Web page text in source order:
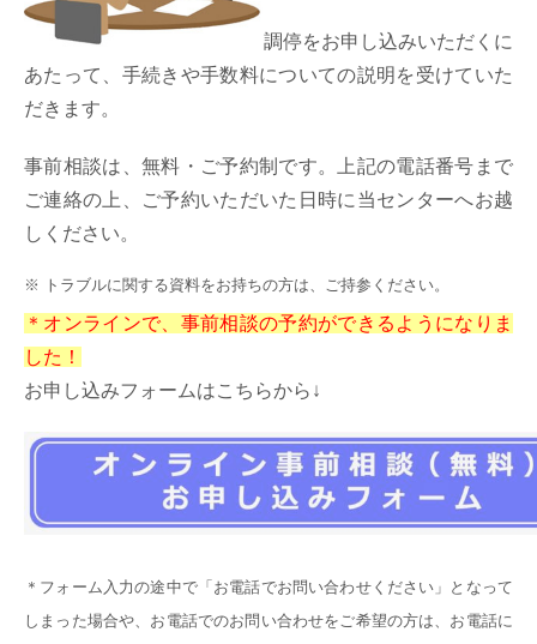
調停をお申し込みいただくに
あたって、手続きや手数料についての説明を受けていた
だきます。
事前相談は、無料・ご予約制です。上記の電話番号まで
ご連絡の上、ご予約いただいた日時に当センターへお越
しください。
※ トラブルに関する資料をお持ちの方は、ご持参ください。
＊オンラインで、事前相談の予約ができるようになりま
した！
お申し込みフォームはこちらから↓
＊フォーム入力の途中で「お電話でお問い合わせください」となって
しまった場合や、お電話でのお問い合わせをご希望の方は、お電話に